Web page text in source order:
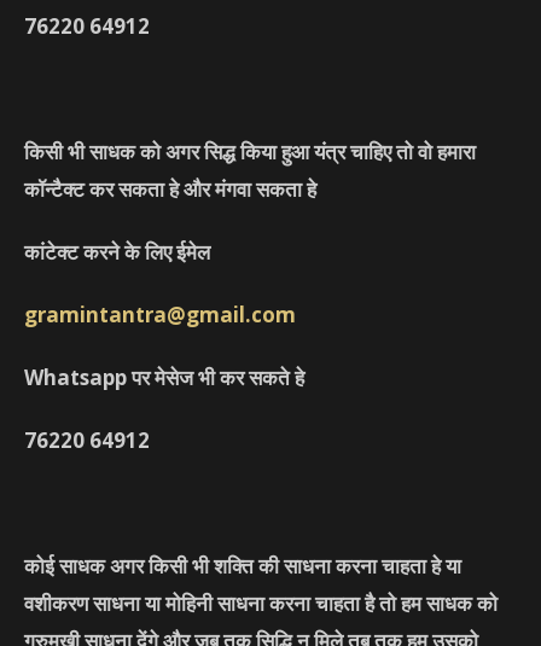
76220 64912
किसी भी साधक को अगर सिद्ध किया हुआ यंत्र चाहिए तो वो हमारा
कॉन्टैक्ट कर सकता हे और मंगवा सकता हे
कांटेक्ट करने के लिए ईमेल
gramintantra@gmail.com
Whatsapp पर मेसेज भी कर सकते हे
76220 64912
कोई साधक अगर किसी भी शक्ति की साधना करना चाहता हे या
वशीकरण साधना या मोहिनी साधना करना चाहता है तो हम साधक को